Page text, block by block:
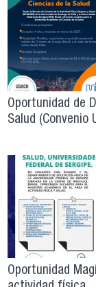
Oportunidad de
Salud (Convenio
Oportunidad